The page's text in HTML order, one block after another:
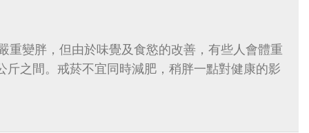
重變胖，但由於味覺及食慾的改善，有些人會體重
斤之間。戒菸不宜同時減肥，稍胖一點對健康的影